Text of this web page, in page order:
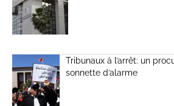
Tribunaux à l’arrêt: un
sonnette d’alarme